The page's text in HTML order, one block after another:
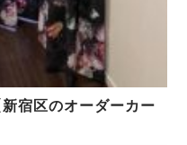
宿区のオーダーカー